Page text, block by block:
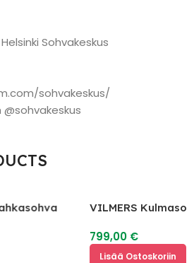
Sohvakeskus
sohvakeskus/
VILMERS
799,00 €
Lisää Ostoskoriin